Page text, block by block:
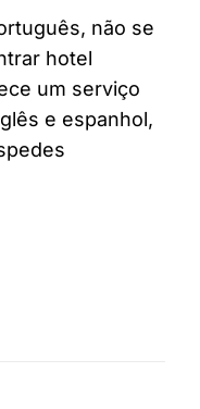
não se
hotel
um serviço
e espanhol,